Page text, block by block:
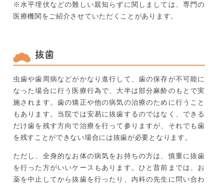
※水平埋伏などの難しい親知らずに関しましては、専門の
医療機関をご紹介させていただくことがあります。
抜歯
虫歯や歯周病などがかなり進行して、歯の保存が不可能に
なった場合に行う医療行為で、大半は部分麻酔のもとで実
施されます。歯の矯正や他の病気の治療のために行うこと
もあります。当院では安易に抜歯するのではなく、できる
だけ歯を残す方向で治療を行って参りますが、それでも歯
を残すことができない場合には抜歯が必要となります。
ただし、全身的なお体の病気をお持ちの方は、慎重に抜歯
を行った方がいいケースもあります。ひと昔前までは、お
薬を中止してから抜歯を行ったり、内科の先生に問い合わ